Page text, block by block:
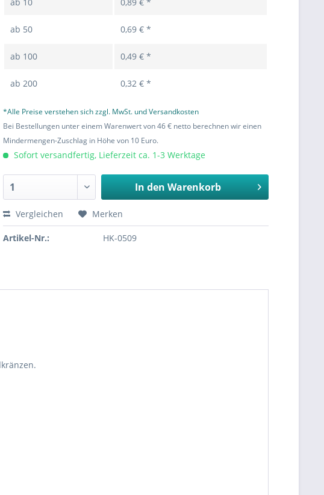
ab 50 0,69 € *
ab 100 0,49 € *
ab200 0,32 € *
*Alle Preise verstehen sich zzgl. MwSt. und Versandkosten
Bei Bestellungen unter einem Warenwert von 46 € netto berechnen wir einen
Mindermengen-Zuschlag in Höhe von 10 Euro.
Sofort versandfertig, Lieferzeit ca. 1-3 Werktage
In den Warenkorb
Vergleichen Merken
Artikel-Nr.: HK-0509